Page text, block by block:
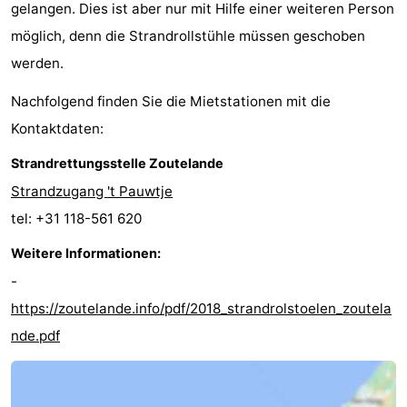
Medizin
Adressen
Region
Zeeland
Schouwen-
Duiveland
-
Brouwershaven
-
Bruinisse
-
Zierikzee
-
gelangen. Dies ist aber nur mit Hilfe einer weiteren Person
möglich, denn die Strandrollstühle müssen geschoben
werden.
Nachfolgend finden Sie die Mietstationen mit die
Kontaktdaten:
Strandrettungsstelle Zoutelande
Strandzugang 't Pauwtje
tel: +31 118-561 620
Weitere Informationen:
-
https://zoutelande.info/pdf/2018_strandrolstoelen_zoutela
nde.pdf